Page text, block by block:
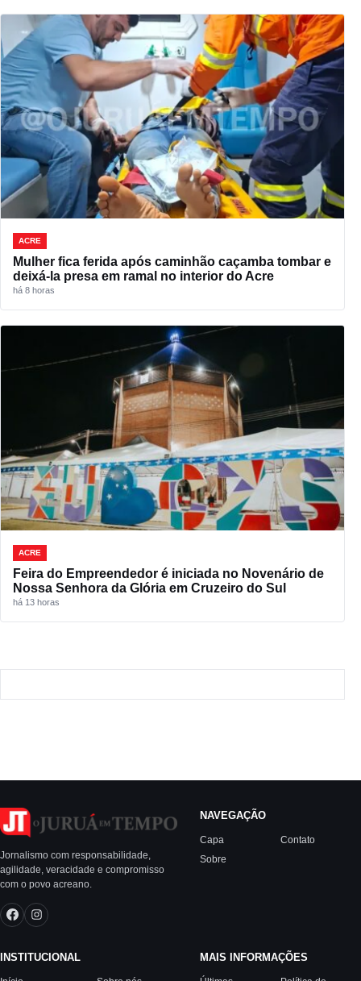
ACRE
Mulher fica ferida após caminhão caçamba tombar e
deixá-la presa em ramal no interior do Acre
há 8 horas
ACRE
Feira do Empreendedor é iniciada no Novenário de
Nossa Senhora da Glória em Cruzeiro do Sul
há 13 horas
Jornalismo com responsabilidade,
agilidade, veracidade e compromisso
com o povo acreano.
NAVEGAÇÃO
Capa
Sobre
Contato
INSTITUCIONAL MAIS INFORMAÇÕES